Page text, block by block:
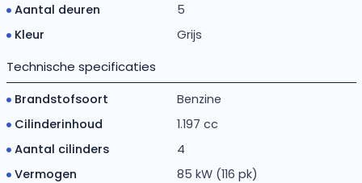
Aantal deuren
5
Kleur
Grijs
Technische specificaties
Brandstofsoort
Benzine
Cilinderinhoud
1.197 cc
Aantal cilinders
4
Vermogen
85 kW (116 pk)